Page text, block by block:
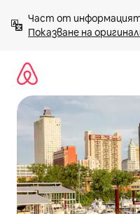
към
съдържанието
Показване на